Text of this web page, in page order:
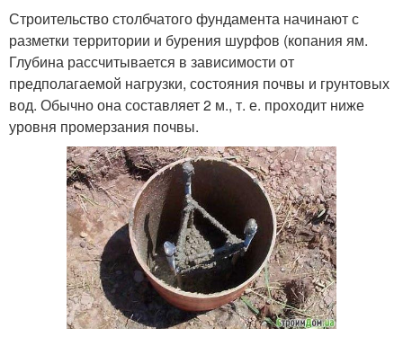
Строительство столбчатого фундамента начинают с
разметки территории и бурения шурфов (копания ям.
Глубина рассчитывается в зависимости от
предполагаемой нагрузки, состояния почвы и грунтовых
вод. Обычно она составляет 2 м., т. е. проходит ниже
уровня промерзания почвы.